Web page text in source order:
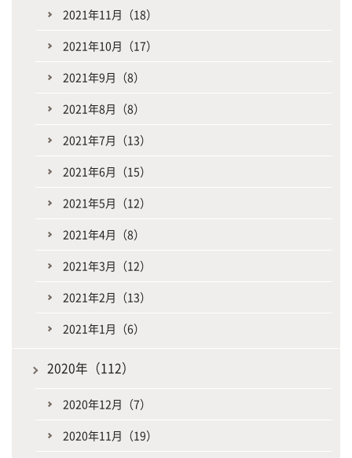
2021年11月（18）
2021年10月（17）
2021年9月（8）
2021年8月（8）
2021年7月（13）
2021年6月（15）
2021年5月（12）
2021年4月（8）
2021年3月（12）
2021年2月（13）
2021年1月（6）
2020年（112）
2020年12月（7）
2020年11月（19）